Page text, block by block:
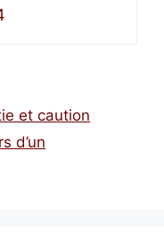
et caution
d’un